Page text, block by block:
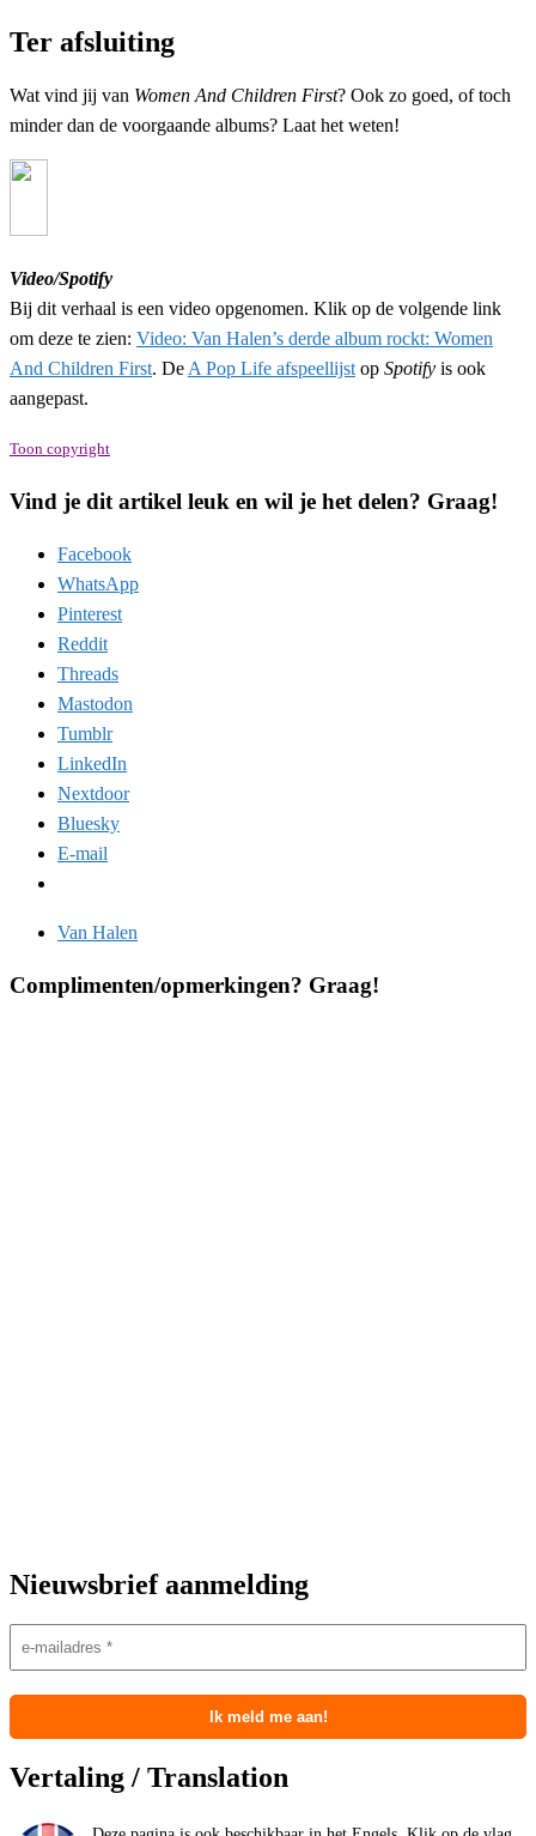
Ter afsluiting
Wat vind jij van Women And Children First? Ook zo goed, of toch
minder dan de voorgaande albums? Laat het weten!
Video/Spotify
Bij dit verhaal is een video opgenomen. Klik op de volgende link
om deze te zien: Video: Van Halen’s derde album rockt: Women
And Children First. DeA Pop Life afspeellijstop Spotify is ook
aangepast.
Toon copyright
Vind je dit artikel leuk en wil je het delen? Graag!
Facebook
WhatsApp
Pinterest
Reddit
Threads
Mastodon
Tumblr
LinkedIn
Nextdoor
Bluesky
E-mail
Van Halen
Complimenten/opmerkingen? Graag!
Nieuwsbrief aanmelding
Vertaling / Translation